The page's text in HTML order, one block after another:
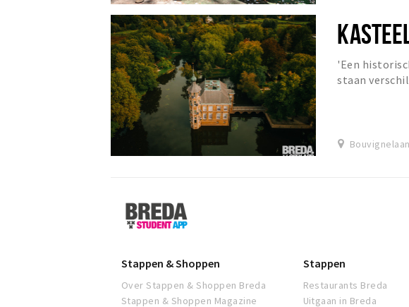
'Een
staan
Breda
Student
App
Stappen & Shoppen
Over Stappen & Shoppen Breda
Stappen & Shoppen Magazine
Stappen
Restaurants Breda
Uitgaan in Breda